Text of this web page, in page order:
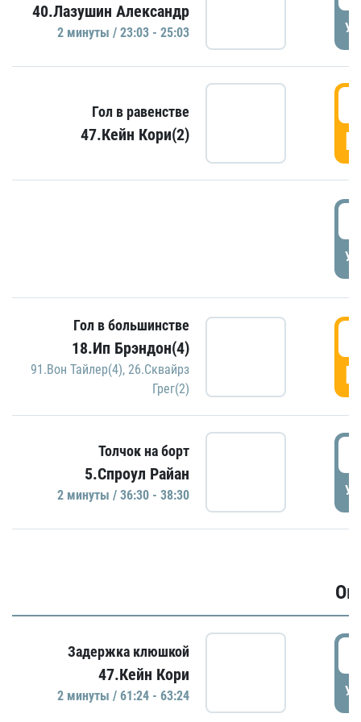
40.Лазушин Александр
2 минуты / 23:03 - 25:03
Гол в равенстве
47.Кейн Кори(2)
Гол в большинстве
18.Ип Брэндон(4)
91.Вон Тайлер(4), 26.Сквайрз
Грег(2)
Толчок на борт
5.Спроул Райан
2 минуты / 36:30 - 38:30
Задержка клюшкой
47.Кейн Кори
2 минуты / 61:24 - 63:24